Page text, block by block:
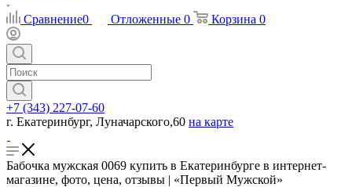
Сравнение0 Отложенные 0 Корзина 0
+7 (343) 227-07-60
г. Екатеринбург, Луначарского,60 на карте
Бабочка мужская 0069 купить в Екатеринбурге в интернет-
магазине, фото, цена, отзывы | «Первый Мужской»